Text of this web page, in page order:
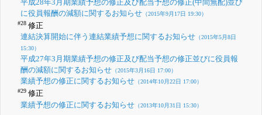
平成28年3月期業績予想の修正及び配当予想の修正(中間無配)並び
に役員報酬の減額に関するお知らせ（2015年9月17日 19:30）
#28修正
連結決算開始に伴う連結業績予想に関するお知らせ（2015年5月8日
15:30）
平成27年3月期業績予想の修正及び配当予想の修正並びに役員報
酬の減額に関するお知らせ（2015年3月16日 17:00）
業績予想の修正に関するお知らせ（2014年10月22日 17:00）
#29修正
業績予想の修正に関するお知らせ（2013年10月31日 15:30）